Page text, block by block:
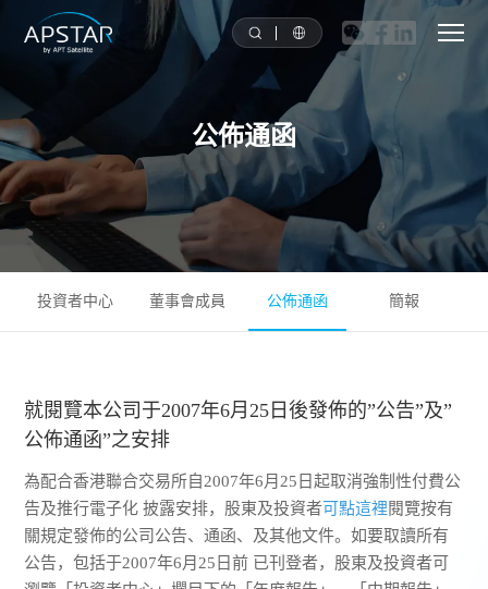
首頁
關於我們
亞太衛星星隊
解决方案
新聞媒體
投資者關系
聯繫我們
公佈通函
投資者中心 董事會成員 公佈通函 簡報
就閱覽本公司于2007年6月25日後發佈的”公告”及”
公佈通函”之安排
為配合香港聯合交易所自2007年6月25日起取消強制性付費公
告及推行電子化 披露安排，股東及投資者可點這裡閱覽按有
關規定發佈的公司公告、通函、及其他文件。如要取讀所有
公告，包括于2007年6月25日前 已刊登者，股東及投資者可